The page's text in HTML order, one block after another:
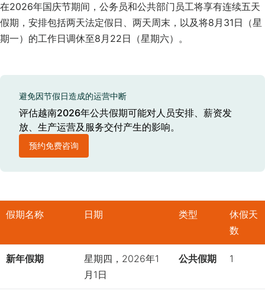
在2026年国庆节期间，公务员和公共部门员工将享有连续五天
假期，安排包括两天法定假日、两天周末，以及将8月31日（星
期一）的工作日调休至8月22日（星期六）。
避免因节假日造成的运营中断
评估越南2026年公共假期可能对人员安排、薪资发
放、生产运营及服务交付产生的影响。
预约免费咨询
假期名称 日期 类型
休假天
数
新年假期
星期四，2026年1
月1日
公共假期 1